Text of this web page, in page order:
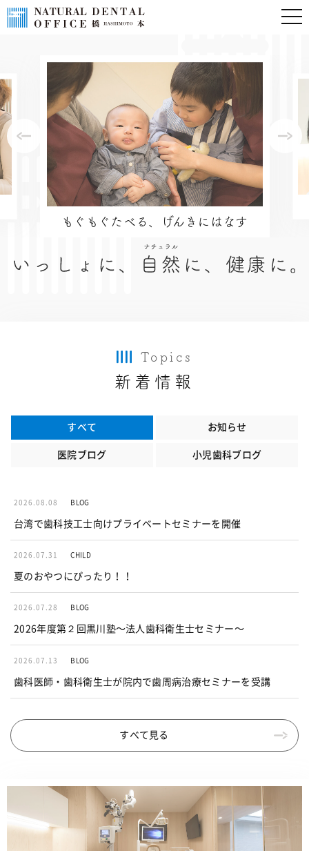
もぐもぐたべる、げんきにはなす
Topics
新着情報
すべて お知らせ
医院ブログ 小児歯科ブログ
2026.08.08 BLOG
台湾で歯科技工士向けプライベートセミナーを開催
2026.07.31 CHILD
夏のおやつにぴったり！！
2026.07.28 BLOG
2026年度第２回黒川塾〜法人歯科衛生士セミナー〜
2026.07.13 BLOG
歯科医師・歯科衛生士が院内で歯周病治療セミナーを受講
すべて見る